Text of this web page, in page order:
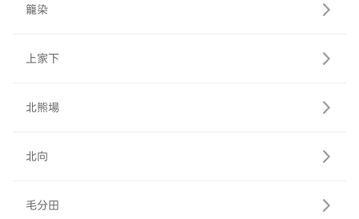
籠染
上家下
北熊場
北向
毛分田